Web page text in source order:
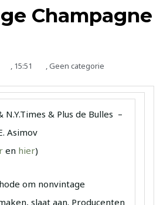
Champagne
, 15:51 ,Geen categorie
N.Y.Times & Plus de Bulles –
Asimov
en hier)
om nonvintage
slaat aan. Producenten